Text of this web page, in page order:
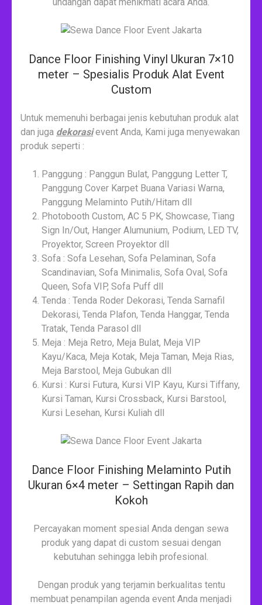
Dance Floor Finishing Vinyl Ukuran 7×10
meter – Spesialis Produk Alat Event
Custom
Untuk memenuhi berbagai jenis kebutuhan produk alat
dan juga dekorasievent Anda, Kami juga menyewakan
produk seperti :
Panggung : Panggun Bulat, Panggung Letter T,
Panggung Cover Karpet Buana Variasi Warna,
Panggung Melaminto Putih/Hitam dll
Photobooth Custom, AC 5 PK, Showcase, Tiang
Sign In/Out, Hanger Alumunium, Podium, LED TV,
Proyektor, Screen Proyektor dll
Sofa : Sofa Lesehan, Sofa Pelaminan, Sofa
Scandinavian, Sofa Minimalis, Sofa Oval, Sofa
Queen, Sofa VIP, Sofa Puff dll
Tenda : Tenda Roder Dekorasi, Tenda Sarnafil
Dekorasi, Tenda Plafon, Tenda Hanggar, Tenda
Tratak, Tenda Parasol dll
Meja : Meja Retro, Meja Bulat, Meja VIP
Kayu/Kaca, Meja Kotak, Meja Taman, Meja Rias,
Meja Barstool, Meja Gubukan dll
Kursi : Kursi Futura, Kursi VIP Kayu, Kursi Tiffany,
Kursi Taman, Kursi Crossback, Kursi Barstool,
Kursi Lesehan, Kursi Kuliah dll
Dance Floor Finishing Melaminto Putih
Ukuran 6×4 meter – Settingan Rapih dan
Kokoh
Percayakan moment spesial Anda dengan sewa
produk yang dapat di custom sesuai dengan
kebutuhan sehingga lebih profesional.
Dengan produk yang terjamin berkualitas tentu
membuat penampilan agenda event Anda menjadi